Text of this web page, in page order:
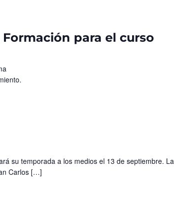
para el curso
su temporada a los medios el 13 de septiembre. La
Carlos […]